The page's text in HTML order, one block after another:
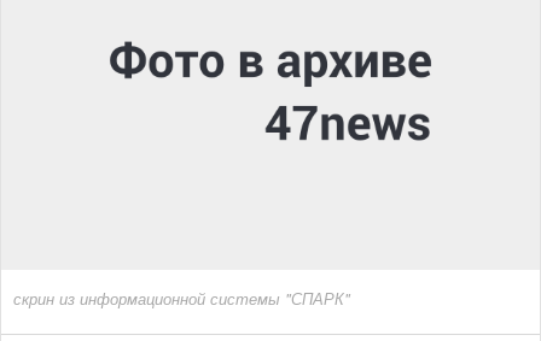
скрин из информационной системы "СПАРК"